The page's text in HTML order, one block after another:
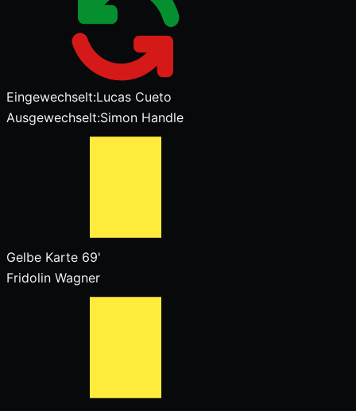
Eingewechselt:Lucas Cueto
Ausgewechselt:Simon Handle
Gelbe Karte 69'
Fridolin Wagner